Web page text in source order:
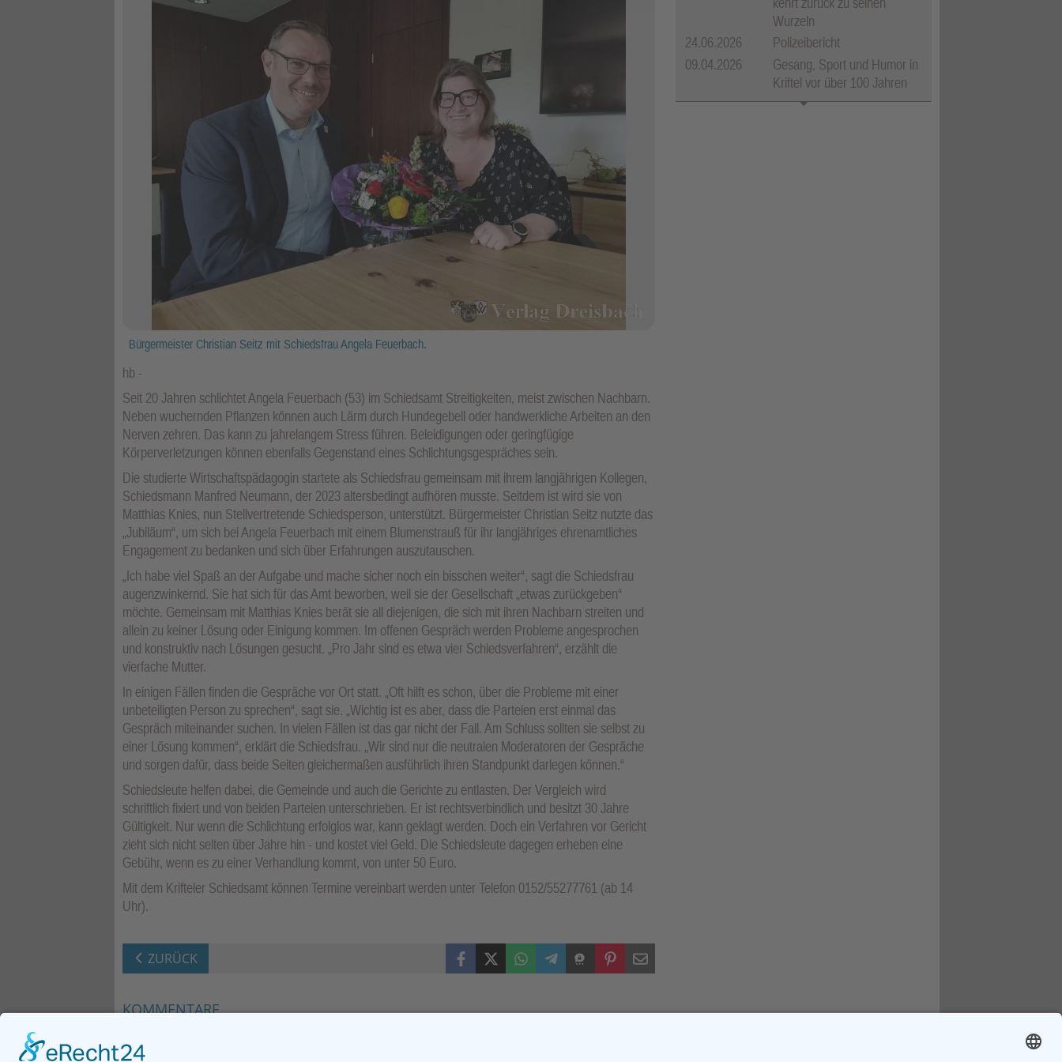
Bürgermeister Christian Seitz mit Schiedsfrau Angela Feuerbach.
hb
Seit 20 Jahren schlichtet Angela Feuerbach (53) im Schiedsamt Streitigkeiten, meist zwischen Nachbarn.
Neben wuchernden Pflanzen können auch Lärm durch Hundegebell oder handwerkliche Arbeiten an den
Nerven zehren. Das kann zu jahrelangem Stress führen. Beleidigungen oder geringfügige
Körperverletzungen können ebenfalls Gegenstand eines Schlichtungsgespräches sein.
Die studierte Wirtschaftspädagogin startete als Schiedsfrau gemeinsam mit ihrem langjährigen Kollegen,
Schiedsmann Manfred Neumann, der 2023 altersbedingt aufhören musste. Seitdem ist wird sie von
Matthias Knies, nun Stellvertretende Schiedsperson, unterstützt. Bürgermeister Christian Seitz nutzte das
„Jubiläum“, um sich bei Angela Feuerbach mit einem Blumenstrauß für ihr langjähriges ehrenamtliches
Engagement zu bedanken und sich über Erfahrungen auszutauschen.
„Ich habe viel Spaß an der Aufgabe und mache sicher noch ein bisschen weiter“, sagt die Schiedsfrau
augenzwinkernd. Sie hat sich für das Amt beworben, weil sie der Gesellschaft „etwas zurückgeben“
möchte. Gemeinsam mit Matthias Knies berät sie all diejenigen, die sich mit ihren Nachbarn streiten und
allein zu keiner Lösung oder Einigung kommen. Im offenen Gespräch werden Probleme angesprochen
und konstruktiv nach Lösungen gesucht. „Pro Jahr sind es etwa vier Schiedsverfahren“, erzählt die
vierfache Mutter.
In einigen Fällen finden die Gespräche vor Ort statt. „Oft hilft es schon, über die Probleme mit einer
unbeteiligten Person zu sprechen“, sagt sie. „Wichtig ist es aber, dass die Parteien erst einmal das
Gespräch miteinander suchen. In vielen Fällen ist das gar nicht der Fall. Am Schluss sollten sie selbst zu
einer Lösung kommen“, erklärt die Schiedsfrau. „Wir sind nur die neutralen Moderatoren der Gespräche
und sorgen dafür, dass beide Seiten gleichermaßen ausführlich ihren Standpunkt darlegen können.“
Schiedsleute helfen dabei, die Gemeinde und auch die Gerichte zu entlasten. Der Vergleich wird
schriftlich fixiert und von beiden Parteien unterschrieben. Er ist rechtsverbindlich und besitzt 30 Jahre
Gültigkeit. Nur wenn die Schlichtung erfolglos war, kann geklagt werden. Doch ein Verfahren vor Gericht
zieht sich nicht selten über Jahre hin - und kostet viel Geld. Die Schiedsleute dagegen erheben eine
Gebühr, wenn es zu einer Verhandlung kommt, von unter 50 Euro.
Mit dem Krifteler Schiedsamt können Termine vereinbart werden unter Telefon 0152/55277761 (ab 14
Uhr).
ZURÜCK FacebookX (Twitter)WhatsAppTelegramThreemaPinterestMail
KOMMENTARE
Neuen Kommentar verfassen
Wurzeln
24.06.2026
Polizeibericht
09.04.2026
Gesang, Sport und Humor in
Kriftel vor über 100 Jahren